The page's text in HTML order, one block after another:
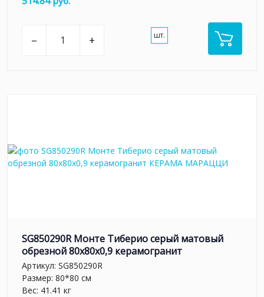
– + шт.
SG850290R Монте Тиберио серый матовый
обрезной 80x80x0,9 керамогранит
Артикул: SG850290R
Размер: 80*80 см
Вес: 41.41 кг